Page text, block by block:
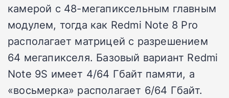
камерой с 48-мегапиксельным главным
модулем, тогда как Redmi Note 8 Pro
располагает матрицей с разрешением
64 мегапикселя. Базовый вариант Redmi
Note 9S имеет 4/64 Гбайт памяти, а
«восьмерка» располагает 6/64 Гбайт.